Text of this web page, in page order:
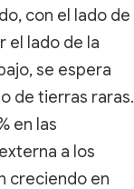
con el lado de
el lado de la
se espera
de tierras raras.
en las
a los
creciendo en